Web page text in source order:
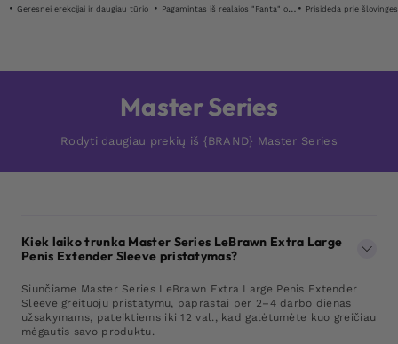
Geresnei erekcijai ir daugiau tūrio
Pagamintas iš realaios "Fanta" odos "
Prisideda prie
Master Series
Rodyti daugiau prekių iš {BRAND} Master Series
Kiek laiko trunka Master Series LeBrawn Extra Large
Penis Extender Sleeve pristatymas?
Siunčiame Master Series LeBrawn Extra Large Penis Extender
Sleeve greituoju pristatymu, paprastai per 2–4 darbo dienas
užsakymams, pateiktiems iki 12 val., kad galėtumėte kuo greičiau
mėgautis savo produktu.